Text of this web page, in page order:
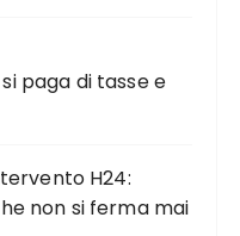
paga di tasse e
H24:
non si ferma mai